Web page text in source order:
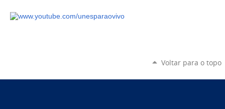
www.youtube.com/unesparaovivo
Voltar para o topo